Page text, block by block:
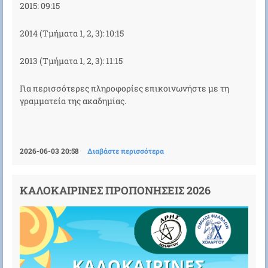
2015: 09:15
2014 (Τμήματα 1, 2, 3): 10:15
2013 (Τμήματα 1, 2, 3): 11:15
Για περισσότερες πληροφορίες επικοινωνήστε με τη
γραμματεία της ακαδημίας.
2026-06-03 20:58 Διαβάστε περισσότερα
ΚΑΛΟΚΑΙΡΙΝΕΣ ΠΡΟΠΟΝΗΣΕΙΣ 2026